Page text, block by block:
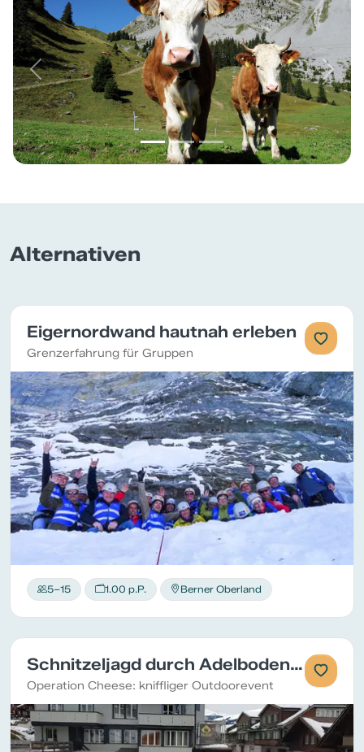
Previous Next
Alternativen
Eigernordwand hautnah erleben
Grenzerfahrung für Gruppen
5–15 1.00 p.P. Berner Oberland
Schnitzeljagd durch Adelboden und Fondue
Operation Cheese: kniffliger Outdoorevent